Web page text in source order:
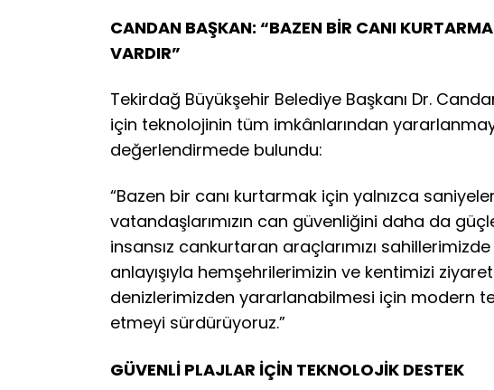
CANDAN BAŞKAN: “BAZEN BİR CANI
VARDIR”
Tekirdağ Büyükşehir Belediye Başkanı Dr.
için teknolojinin tüm imkânlarından
değerlendirmede bulundu:
“Bazen bir canı kurtarmak için yalnızca
vatandaşlarımızın can güvenliğini daha da
insansız cankurtaran araçlarımızı
anlayışıyla hemşehrilerimizin ve kentimizi
denizlerimizden yararlanabilmesi için modern
etmeyi sürdürüyoruz.”
GÜVENLİ PLAJLAR İÇİN TEKNOLOJİK DESTEK